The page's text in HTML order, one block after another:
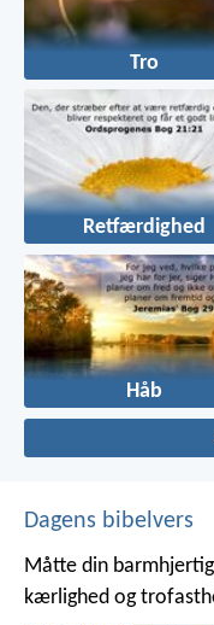
Tro
Retfærdighed
Håb
Dagens bibelvers
Måtte din
kærlighed og